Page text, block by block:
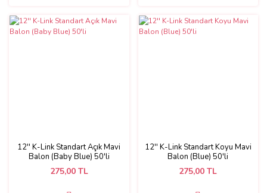
12'' K-Link Standart Açık Mavi
Balon (Baby Blue) 50'li
275,00 TL
12'' K-Link Standart Koyu Mavi
Balon (Blue) 50'li
275,00 TL